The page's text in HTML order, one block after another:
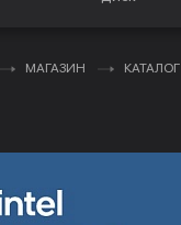
МАГАЗИН КАТАЛОГ